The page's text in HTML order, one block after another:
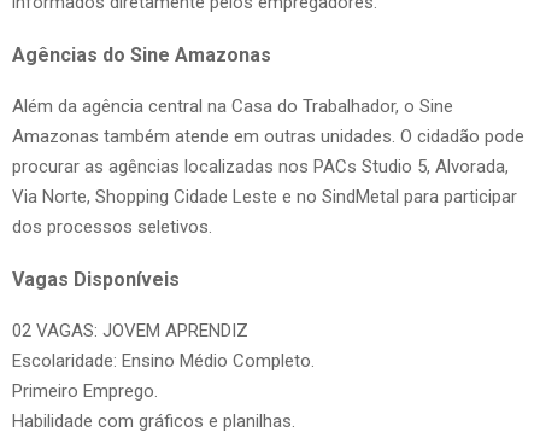
Agências do Sine Amazonas
Além da agência central na Casa do Trabalhador, o Sine
Amazonas também atende em outras unidades. O cidadão pode
procurar as agências localizadas nos PACs Studio 5, Alvorada,
Via Norte, Shopping Cidade Leste e no SindMetal para participar
dos processos seletivos.
Vagas Disponíveis
02 VAGAS: JOVEM APRENDIZ
Escolaridade: Ensino Médio Completo.
Primeiro Emprego.
Habilidade com gráficos e planilhas.